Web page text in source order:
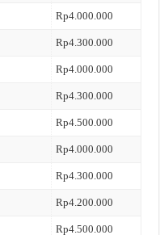
Rp4.000.000
Rp4.300.000
Rp4.000.000
Rp4.300.000
Rp4.500.000
Rp4.000.000
Rp4.300.000
Rp4.200.000
Rp4.500.000